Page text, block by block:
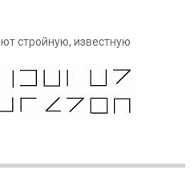
стройную, известную